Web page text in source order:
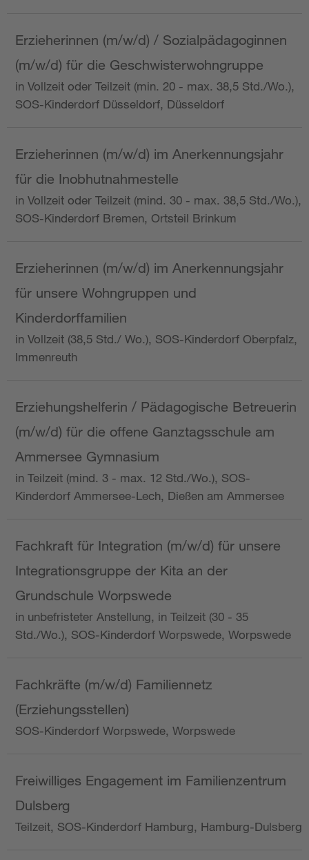
Erzieherinnen (m/w/d) / Sozialpädagoginnen
(m/w/d) für die Geschwisterwohngruppe
in Vollzeit oder Teilzeit (min. 20 - max. 38,5 Std./Wo.),
SOS-Kinderdorf Düsseldorf, Düsseldorf
Erzieherinnen (m/w/d) im Anerkennungsjahr
für die Inobhutnahmestelle
in Vollzeit oder Teilzeit (mind. 30 - max. 38,5 Std./Wo.),
SOS-Kinderdorf Bremen, Ortsteil Brinkum
Erzieherinnen (m/w/d) im Anerkennungsjahr
für unsere Wohngruppen und
Kinderdorffamilien
in Vollzeit (38,5 Std./ Wo.), SOS-Kinderdorf Oberpfalz,
Immenreuth
Erziehungshelferin / Pädagogische Betreuerin
(m/w/d) für die offene Ganztagsschule am
Ammersee Gymnasium
in Teilzeit (mind. 3 - max. 12 Std./Wo.), SOS-
Kinderdorf Ammersee-Lech, Dießen am Ammersee
Fachkraft für Integration (m/w/d) für unsere
Integrationsgruppe der Kita an der
Grundschule Worpswede
in unbefristeter Anstellung, in Teilzeit (30 - 35
Std./Wo.), SOS-Kinderdorf Worpswede, Worpswede
Fachkräfte (m/w/d) Familiennetz
(Erziehungsstellen)
SOS-Kinderdorf Worpswede, Worpswede
Freiwilliges Engagement im Familienzentrum
Dulsberg
Teilzeit, SOS-Kinderdorf Hamburg, Hamburg-Dulsberg